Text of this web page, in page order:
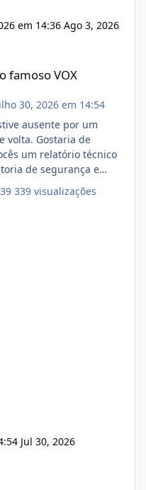
em 14:36 Ago 3, 2026
famoso VOX
30, 2026 em 14:54
ausente por um
volta. Gostaria de
um relatório técnico
de segurança e
e comercialização
339 visualizações
Jul 30, 2026